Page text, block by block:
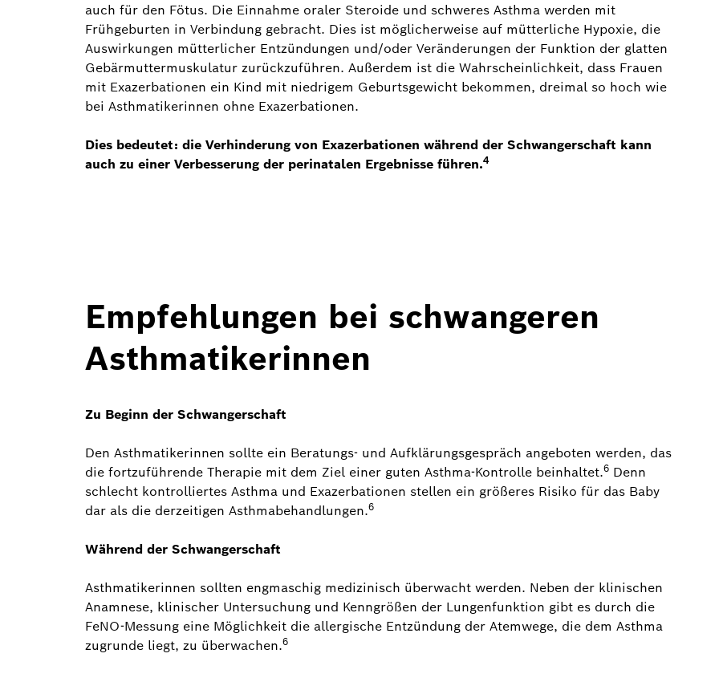
auch für den Fötus. Die Einnahme oraler Steroide und schweres Asthma werden mit
Frühgeburten in Verbindung gebracht. Dies ist möglicherweise auf mütterliche Hypoxie, die
Auswirkungen mütterlicher Entzündungen und/oder Veränderungen der Funktion der glatten
Gebärmuttermuskulatur zurückzuführen. Außerdem ist die Wahrscheinlichkeit, dass Frauen
mit Exazerbationen ein Kind mit niedrigem Geburtsgewicht bekommen, dreimal so hoch wie
bei Asthmatikerinnen ohne Exazerbationen.
Dies bedeutet: die Verhinderung von Exazerbationen während der Schwangerschaft kann
auch zu einer Verbesserung der perinatalen Ergebnisse führen.4
Empfehlungen bei schwangeren
Asthmatikerinnen
Zu Beginn der Schwangerschaft
Den Asthmatikerinnen sollte ein Beratungs- und Aufklärungsgespräch angeboten werden, das
die fortzuführende Therapie mit dem Ziel einer guten Asthma-Kontrolle beinhaltet.6 Denn
schlecht kontrolliertes Asthma und Exazerbationen stellen ein größeres Risiko für das Baby
dar als die derzeitigen Asthmabehandlungen.6
Während der Schwangerschaft
Asthmatikerinnen sollten engmaschig medizinisch überwacht werden. Neben der klinischen
Anamnese, klinischer Untersuchung und Kenngrößen der Lungenfunktion gibt es durch die
FeNO-Messung eine Möglichkeit die allergische Entzündung der Atemwege, die dem Asthma
zugrunde liegt, zu überwachen.6